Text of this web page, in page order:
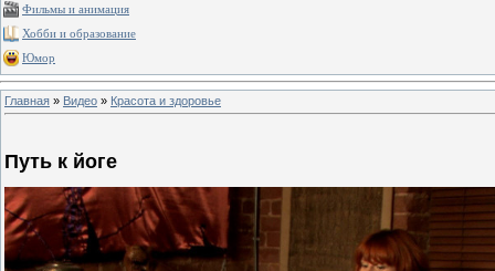
Фильмы и анимация
Хобби и образование
Юмор
Главная » Видео » Красота и здоровье
Путь к йоге